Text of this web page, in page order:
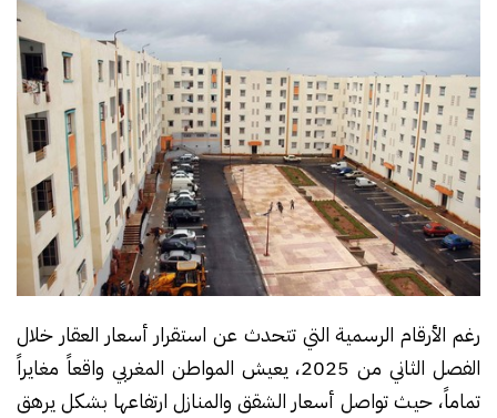
رغم الأرقام الرسمية التي تتحدث عن استقرار أسعار العقار خلال
الفصل الثاني من 2025، يعيش المواطن المغربي واقعاً مغايراً
تماماً، حيث تواصل أسعار الشقق والمنازل ارتفاعها بشكل يرهق